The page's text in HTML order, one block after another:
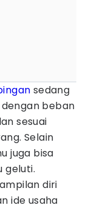
sedang
beban
sesuai
Selain
juga bisa
geluti.
diri
ide usaha